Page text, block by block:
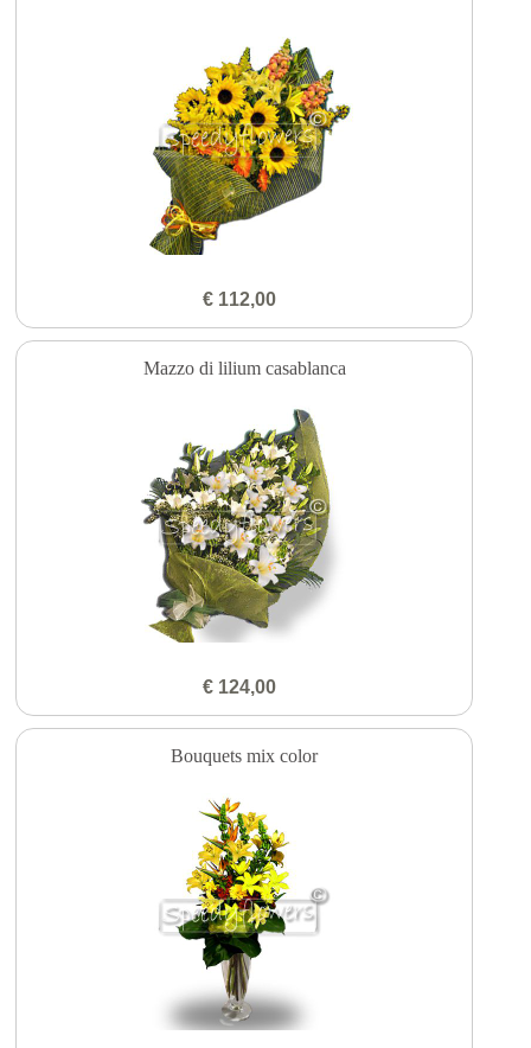
€ 112,00
Mazzo di lilium casablanca
€ 124,00
Bouquets mix color